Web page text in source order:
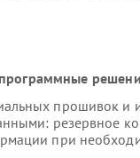
прошивок и
резервное
при